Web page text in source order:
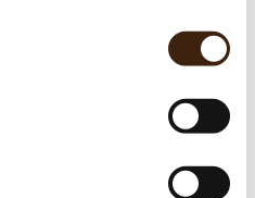
dubbel ventiel